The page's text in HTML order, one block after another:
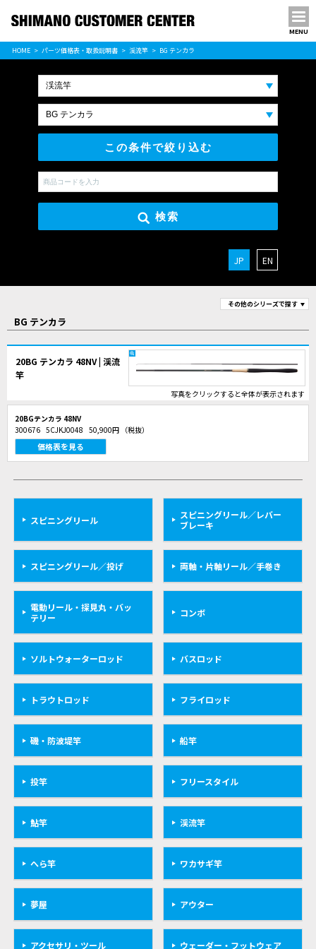
MENU
パーツ価格表
PARTS LIST
HOME パーツ価格表・取扱説明書 渓流竿 BG テンカラ
この条件で絞り込む
検索
JP EN
その他のシリーズで探す
BG テンカラ
20BG テンカラ 48NV | 渓流
竿
写真をクリックすると全体が表示されます
20BGテンカラ 48NV
300676 5CJKJ0048 50,900円 （税抜）
価格表を見る
スピニングリール
スピニングリール／レバー
ブレーキ
スピニングリール／投げ 両軸・片軸リール／手巻き
電動リール・探見丸・バッ
テリー
コンボ
ソルトウォーターロッド バスロッド
トラウトロッド フライロッド
磯・防波堤竿 船竿
投竿 フリースタイル
鮎竿 渓流竿
へら竿 ワカサギ竿
夢屋 アウター
アクセサリ・ツール ウェーダー・フットウェア